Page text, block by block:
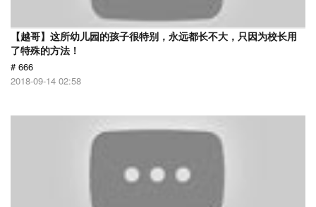
【越哥】这所幼儿园的孩子很特别，永远都长不大，只因为校长用
了特殊的方法！
# 666
2018-09-14 02:58